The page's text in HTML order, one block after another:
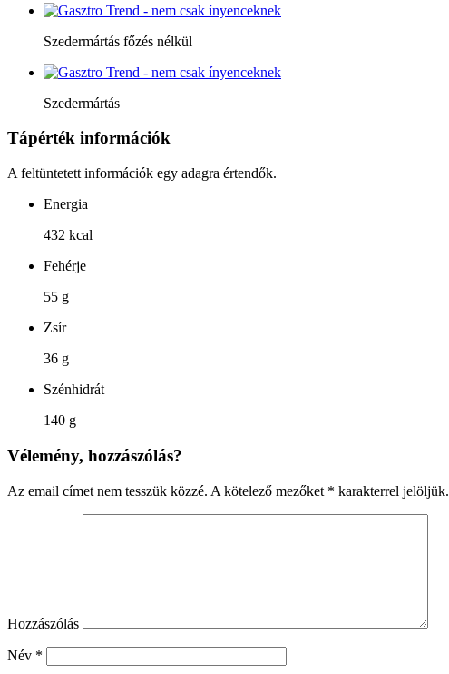
Szedermártás főzés nélkül
Szedermártás
Tápérték információk
A feltüntetett információk egy adagra értendők.
Energia
432 kcal
Fehérje
55 g
Zsír
36 g
Szénhidrát
140 g
Vélemény, hozzászólás?
Az email címet nem tesszük közzé. A kötelező mezőket * karakterrel jelöljük.
Hozzászólás
Név *